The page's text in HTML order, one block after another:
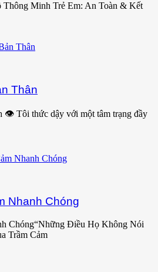
Minh Trẻ Em: An Toàn & Kết
Thân
👁️ Tôi thức dậy với một tâm trạng đầy
Nhanh Chóng
Chóng“Những Điều Họ Không Nói
Trầm Cảm